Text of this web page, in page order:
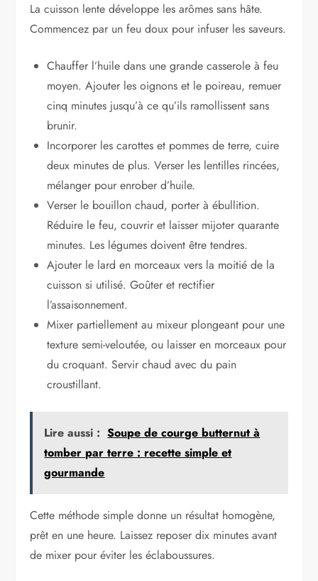
La cuisson lente développe les arômes sans hâte.
Commencez par un feu doux pour infuser les saveurs.
Chauffer l’huile dans une grande casserole à feu
moyen. Ajouter les oignons et le poireau, remuer
cinq minutes jusqu’à ce qu’ils ramollissent sans
brunir.
Incorporer les carottes et pommes de terre, cuire
deux minutes de plus. Verser les lentilles rincées,
mélanger pour enrober d’huile.
Verser le bouillon chaud, porter à ébullition.
Réduire le feu, couvrir et laisser mijoter quarante
minutes. Les légumes doivent être tendres.
Ajouter le lard en morceaux vers la moitié de la
cuisson si utilisé. Goûter et rectifier
l’assaisonnement.
Mixer partiellement au mixeur plongeant pour une
texture semi-veloutée, ou laisser en morceaux pour
du croquant. Servir chaud avec du pain
croustillant.
Lire aussi : Soupe de courge butternut à
tomber par terre : recette simple et
gourmande
Cette méthode simple donne un résultat homogène,
prêt en une heure. Laissez reposer dix minutes avant
de mixer pour éviter les éclaboussures.